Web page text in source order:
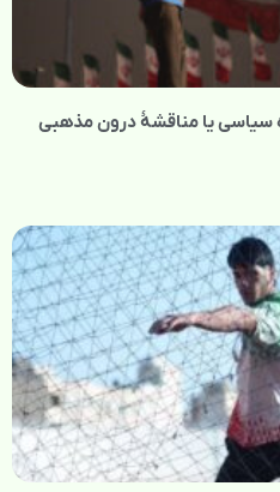
سیاسی یا مناقشهٔ درون مذهبی